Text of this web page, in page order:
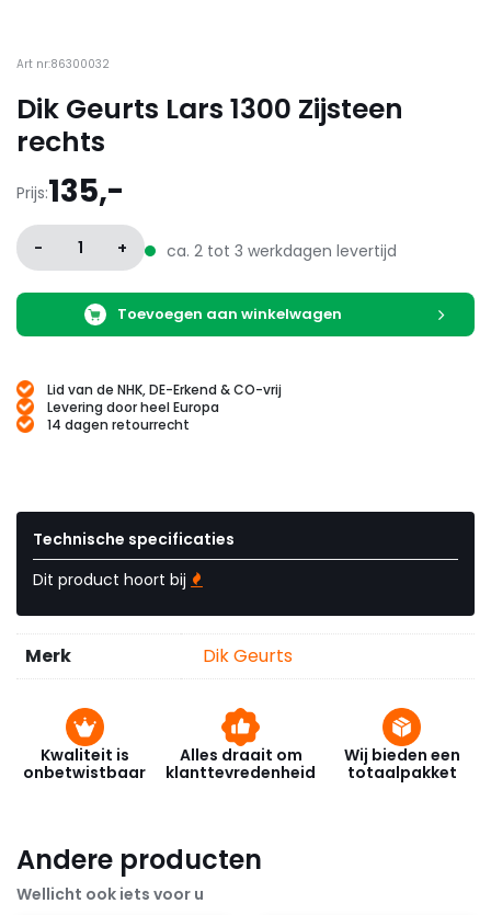
Art nr:86300032
Dik Geurts Lars 1300 Zijsteen
rechts
Prijs:135,-
- 1 + ca. 2 tot 3 werkdagen levertijd
Toevoegen aan winkelwagen
Lid van de NHK, DE-Erkend & CO-vrij
Levering door heel Europa
14 dagen retourrecht
Technische specificaties
Dit product hoort bij
Merk Dik Geurts
Kwaliteit is
onbetwistbaar
Alles draait om
klanttevredenheid
Wij bieden een
totaalpakket
Andere producten
Wellicht ook iets voor u